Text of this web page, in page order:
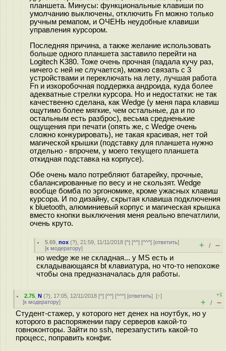
планшета. Минусы: функциональные клавиши по
умолчанию выключены, отключить Fn можно только
ручным ремапом, и ОЧЕНЬ неудобные клавиши
управления курсором.
Последняя причина, а также желание использовать
больше одного планшета заставило перейти на
Logitech K380. Тоже очень прочная (падала кучу раз,
ничего с ней не случается), можно связать с 3
устройствами и переключать на лету, лучшая работа
Fn и изкоробочная поддержка андроида, куда более
адекватные стрелки курсора. Но и недостатки: не так
качественно сделана, как Wedge (у меня пара клавиш
ощутимо более мягкие, чем остальные, да и по
остальным есть разброс), весьма средненькие
ощущения при печати (опять же, с Wedge очень
сложно конкурировать), не такая красивая, нет той
магической крышки (подставку для планшета нужно
отдельно - впрочем, у моего текущего планшета
откидная подставка на корпусе).
Обе очень мало потребляют батарейку, прочные,
сбалансированные по весу и не скользят. Wedge
вообще бомба по эргономике, кроме ужасных клавиш
курсора. И по дизайну, скрытая клавиша подключения
к bluetooth, алюминиевый корпус и магическая крышка
вместо кнопки выключения меня реально впечатлили,
очень круто.
5.69 ,пох (?), 21:59, 11/11/2018 [^] [^^] [^^^] [ответить]
[к модератору] + / –
но wedge же не складная... у MS есть и
складывающаяся bt клавиатура, но что-то непохоже
чтобы она предназначалась для работы.
2.75 ,N (?), 17:05, 12/11/2018 [^] [^^] [^^^] [ответить][↑]
[к модератору]
+1
+ / –
Студент-стажер, у которого нет денех на ноутбук, но у
которого в распоряжении пару серверов какой-то
говноконторы. Зайти по ssh, перезапустить какой-то
процесс, поправить конфиг.